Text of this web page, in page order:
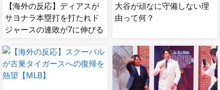
【海外の反応】ディアスが
サヨナラ本塁打を打たれド
ジャースの連敗が7に伸びる
大谷が頑なに守備しない理
由って何？